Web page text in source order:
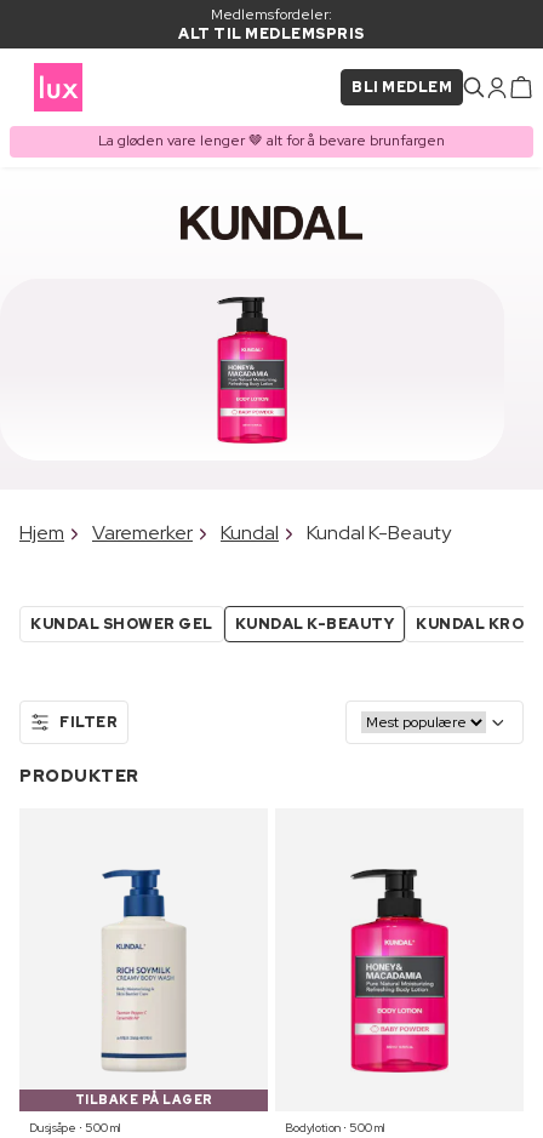
Medlemsfordeler:
ALT TIL MEDLEMSPRIS
BLI MEDLEM
La gløden vare lenger 🤎 alt for å bevare brunfargen
Hjem Varemerker Kundal Kundal K-Beauty
KUNDAL SHOWER GEL KUNDAL K-BEAUTY KUNDAL
FILTER
PRODUKTER
TILBAKE PÅ LAGER
Dusjsåpe ⋅ 500 ml
Bodylotion ⋅ 500 ml